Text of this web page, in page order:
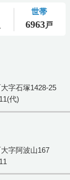
字石塚1428-25
代)
字阿波山167